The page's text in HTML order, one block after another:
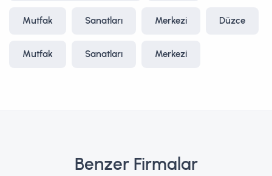
Mutfak Sanatları Merkezi Düzce
Mutfak Sanatları Merkezi
Benzer Firmalar